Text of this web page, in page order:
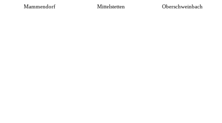
Mammendorf Mittelstetten Oberschweinbach